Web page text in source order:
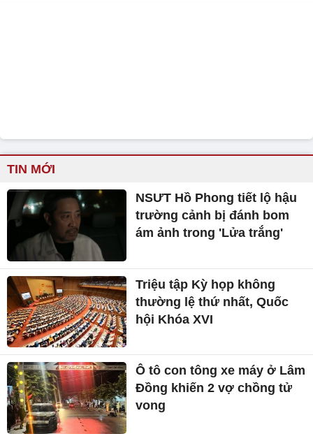
TIN MỚI
NSƯT Hồ Phong tiết lộ hậu
trường cảnh bị đánh bom
ám ảnh trong 'Lửa trắng'
Triệu tập Kỳ họp không
thường lệ thứ nhất, Quốc
hội Khóa XVI
Ô tô con tông xe máy ở Lâm
Đồng khiến 2 vợ chồng tử
vong